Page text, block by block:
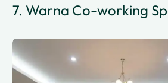
7. Warna Co-working